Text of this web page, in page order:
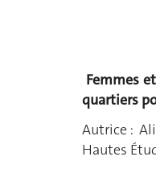
Femmes
quartiers
Autrice :
Hautes